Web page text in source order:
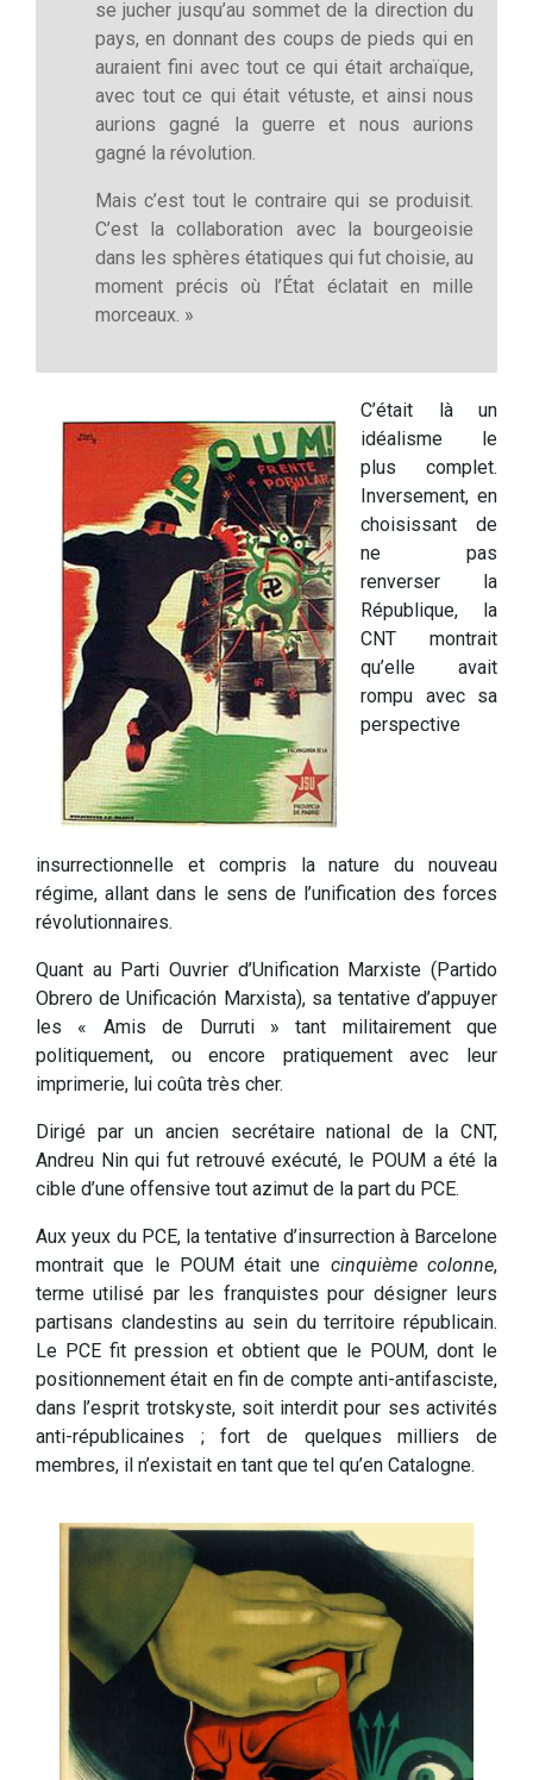
se jucher jusqu’au sommet de la direction du
pays, en donnant des coups de pieds qui en
auraient fini avec tout ce qui était archaïque,
avec tout ce qui était vétuste, et ainsi nous
aurions gagné la guerre et nous aurions
gagné la révolution.
Mais c’est tout le contraire qui se produisit.
C’est la collaboration avec la bourgeoisie
dans les sphères étatiques qui fut choisie, au
moment précis où l’État éclatait en mille
morceaux. »
C’était là un
idéalisme le
plus complet.
Inversement, en
choisissant de
ne pas
renverser la
République, la
CNT montrait
qu’elle avait
rompu avec sa
perspective
insurrectionnelle et compris la nature du nouveau
régime, allant dans le sens de l’unification des forces
révolutionnaires.
Quant au Parti Ouvrier d’Unification Marxiste (Partido
Obrero de Unificación Marxista), sa tentative d’appuyer
les « Amis de Durruti » tant militairement que
politiquement, ou encore pratiquement avec leur
imprimerie, lui coûta très cher.
Dirigé par un ancien secrétaire national de la CNT,
Andreu Nin qui fut retrouvé exécuté, le POUM a été la
cible d’une offensive tout azimut de la part du PCE.
Aux yeux du PCE, la tentative d’insurrection à Barcelone
montrait que le POUM était une cinquième colonne,
terme utilisé par les franquistes pour désigner leurs
partisans clandestins au sein du territoire républicain.
Le PCE fit pression et obtient que le POUM, dont le
positionnement était en fin de compte anti-antifasciste,
dans l’esprit trotskyste, soit interdit pour ses activités
anti-républicaines ; fort de quelques milliers de
membres, il n’existait en tant que tel qu’en Catalogne.